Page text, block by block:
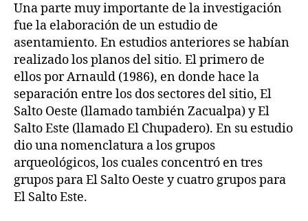
Una parte muy importante de la investigación
fue la elaboración de un estudio de
asentamiento. En estudios anteriores se habían
realizado los planos del sitio. El primero de
ellos por Arnauld (1986), en donde hace la
separación entre los dos sectores del sitio, El
Salto Oeste (llamado también Zacualpa) y El
Salto Este (llamado El Chupadero). En su estudio
dio una nomenclatura a los grupos
arqueológicos, los cuales concentró en tres
grupos para El Salto Oeste y cuatro grupos para
El Salto Este.